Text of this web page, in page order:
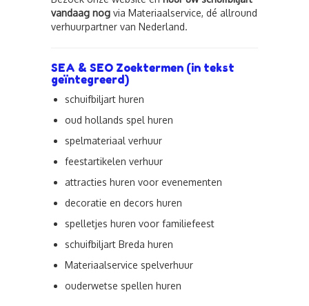
vandaag nog via Materiaalservice, dé allround
verhuurpartner van Nederland.
SEA & SEO Zoektermen (in tekst
geïntegreerd)
schuifbiljart huren
oud hollands spel huren
spelmateriaal verhuur
feestartikelen verhuur
attracties huren voor evenementen
decoratie en decors huren
spelletjes huren voor familiefeest
schuifbiljart Breda huren
Materiaalservice spelverhuur
ouderwetse spellen huren